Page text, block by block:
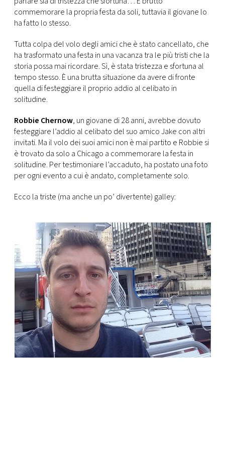
CONSIGLIA
commemorare la propria festa da soli, tuttavia il giovane lo
ha fatto lo stesso.
Tutta colpa del volo degli amici che è stato cancellato, che
ha trasformato una festa in una vacanza tra le più tristi che la
storia possa mai ricordare. Sì, è stata tristezza e sfortuna al
tempo stesso. È una brutta situazione da avere di fronte
quella di festeggiare il proprio addio al celibato in
solitudine.
Robbie Chernow, un giovane di 28 anni, avrebbe dovuto
festeggiare l’addio al celibato del suo amico Jake con altri
invitati. Ma il volo dei suoi amici non è mai partito e Robbie si
è trovato da solo a Chicago a commemorare la festa in
solitudine. Per testimoniare l’accaduto, ha postato una foto
per ogni evento a cui è andato, completamente solo.
Ecco la triste (ma anche un po’ divertente) galley: